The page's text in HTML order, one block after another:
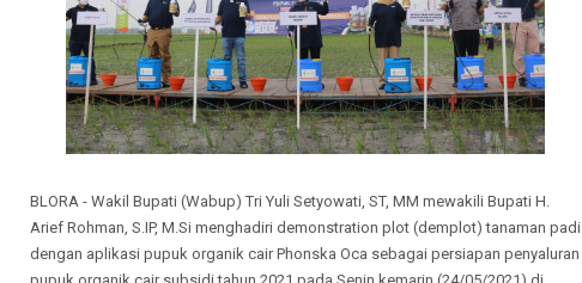
BLORA - Wakil Bupati (Wabup) Tri Yuli Setyowati, ST, MM mewakili Bupati H.
Arief Rohman, S.IP, M.Si menghadiri demonstration plot (demplot) tanaman padi
dengan aplikasi pupuk organik cair Phonska Oca sebagai persiapan penyaluran